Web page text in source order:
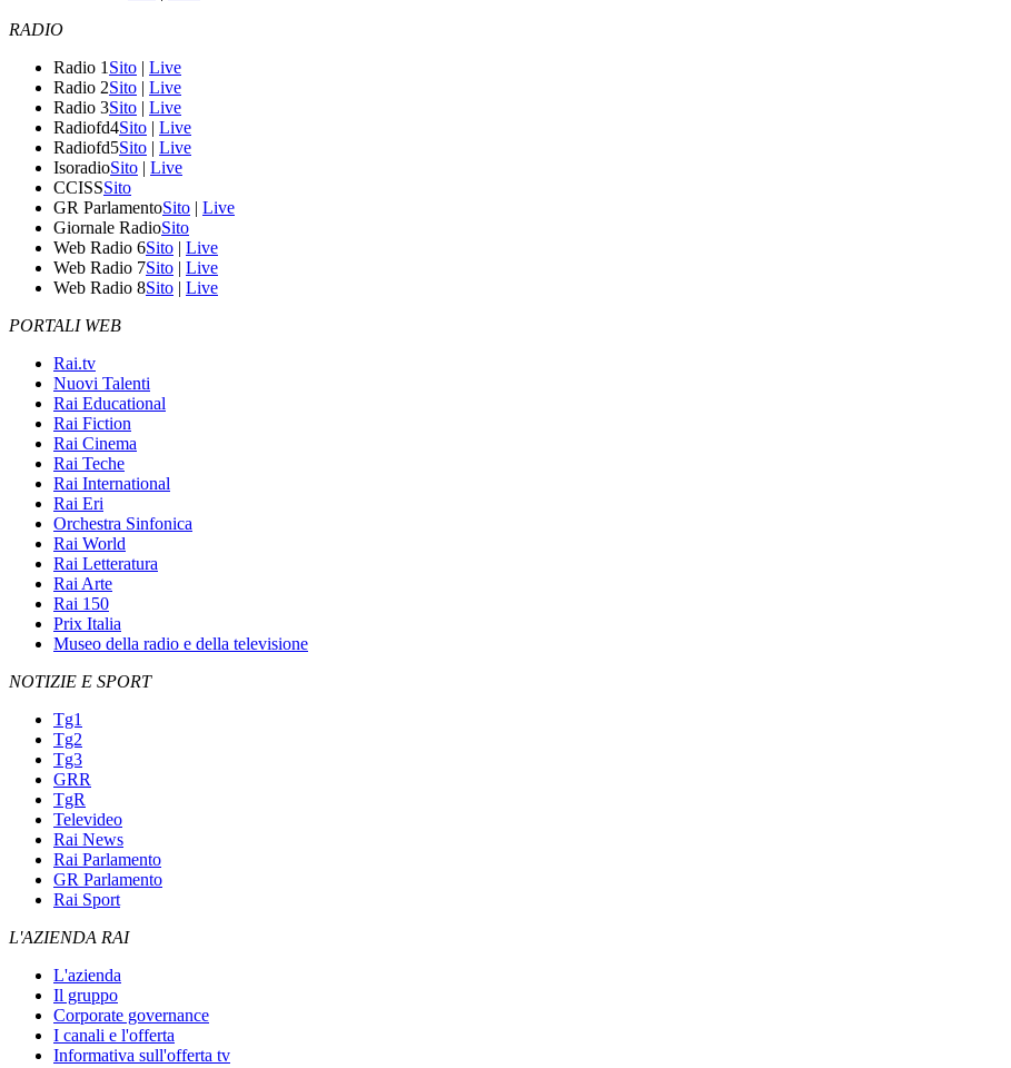
RADIO
Radio 1 Sito | Live
Radio 2Sito | Live
Radio 3Sito | Live
Radiofd4Sito | Live
Radiofd5Sito | Live
IsoradioSito | Live
CCISSSito
GR ParlamentoSito | Live
Giornale RadioSito
Web Radio 6Sito | Live
Web Radio 7Sito | Live
Web Radio 8Sito | Live
PORTALI WEB
Rai.tv
Nuovi Talenti
Rai Educational
Rai Fiction
Rai Cinema
Rai Teche
Rai International
Rai Eri
Orchestra Sinfonica
Rai World
Rai Letteratura
Rai Arte
Rai 150
Prix Italia
Museo della radio e della televisione
NOTIZIE E SPORT
Tg1
Tg2
Tg3
GRR
TgR
Televideo
Rai News
Rai Parlamento
GR Parlamento
Rai Sport
L'AZIENDA RAI
L'azienda
Il gruppo
Corporate governance
I canali e l'offerta
Informativa sull'offerta tv